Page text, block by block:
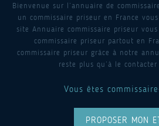
Bienvenue sur l’annuaire de
un commissaire priseur en France
site Annuaire commissaire priseur
commissaire priseur partout en
commissaire priseur grâce à notre
reste plus qu’à le contacter
Vous êtes
PROPOSER MON